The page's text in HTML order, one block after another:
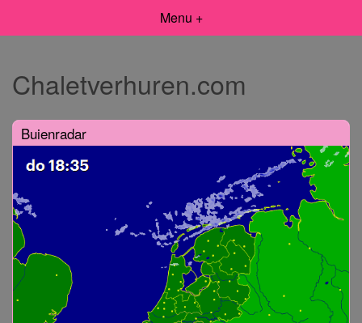
Menu +
Chaletverhuren.com
Buienradar